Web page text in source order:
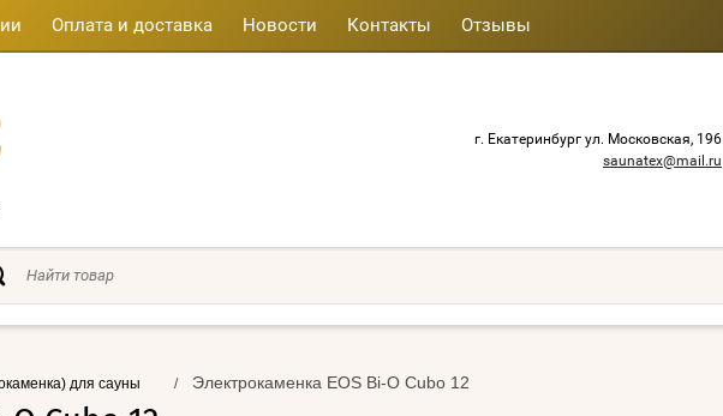
Оплата и доставка Новости Контакты Отзывы
г. Екатеринбург ул. Московская, 196
saunatex@mail.ru
для сауны / Электрокаменка EOS Bi-O Cubo 12